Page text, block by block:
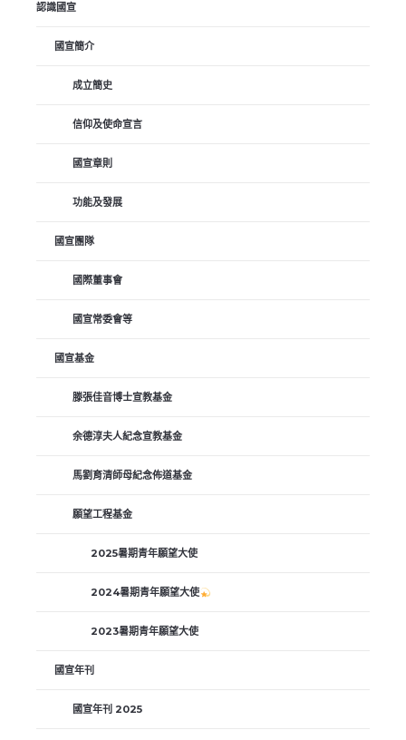
認識國宣
國宣簡介
成立簡史
信仰及使命宣言
國宣章則
功能及發展
國宣團隊
國際董事會
國宣常委會等
國宣基金
滕張佳音博士宣教基金
余德淳夫人紀念宣教基金
馬劉育清師母紀念佈道基金
願望工程基金
2025暑期青年願望大使
2024暑期青年願望大使
2023暑期青年願望大使
國宣年刊
國宣年刊 2025